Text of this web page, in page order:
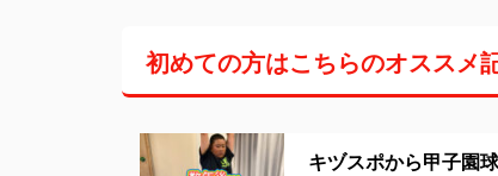
初めての方はこちらのオススメ
キヅスポから甲子園